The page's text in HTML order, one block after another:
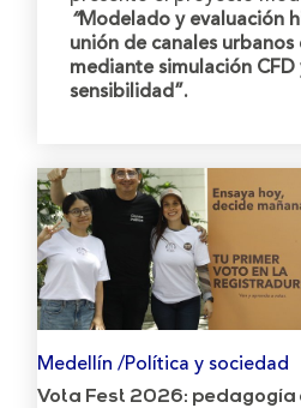
“Modelado y evaluación
unión de canales
mediante simulación CFD
sensibilidad”.
Medellín /Política y sociedad
Vota Fest 2026: pedagogía